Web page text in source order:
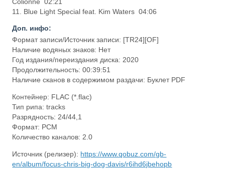
11. Blue Light Special feat. Kim Waters 04:06
Доп. инфо:
Формат записи/Источник записи: [TR24][OF]
Наличие водяных знаков: Нет
Год издания/переиздания диска: 2020
Продолжительность: 00:39:51
Наличие сканов в содержимом раздачи: Буклет PDF
Контейнер: FLAC (*.flac)
Тип рипа: tracks
Разрядность: 24/44,1
Формат: PCM
Количество каналов: 2.0
Источник (релизер): https://www.qobuz.com/gb-
en/album/focus-chris-big-dog-davis/r6ihd6jbehopb